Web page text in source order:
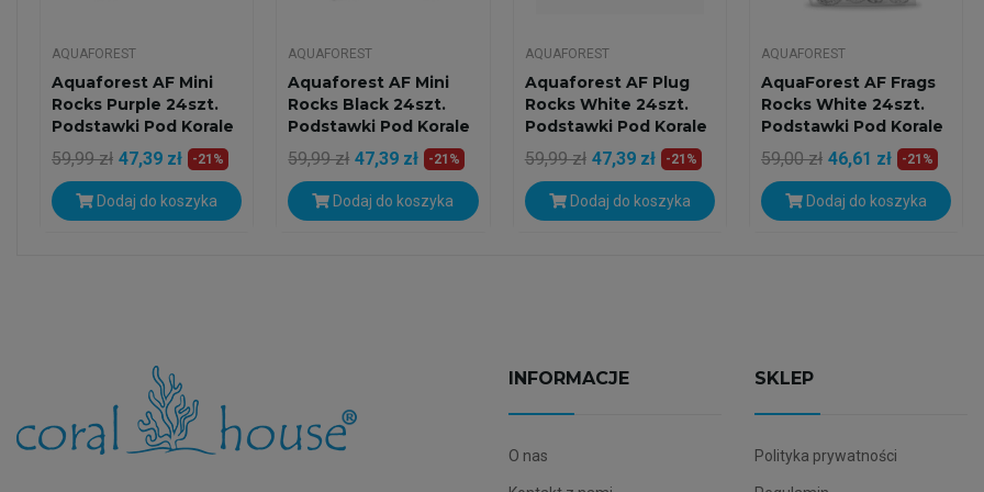
AQUAFOREST
Aquaforest AF Mini
Rocks Purple 24szt.
Podstawki Pod Korale
59,99 zł 47,39 zł -21%
Dodaj do koszyka
AQUAFOREST
Aquaforest AF Mini
Rocks Black 24szt.
Podstawki Pod Korale
59,99 zł 47,39 zł -21%
Dodaj do koszyka
AQUAFOREST
Aquaforest AF Plug
Rocks White 24szt.
Podstawki Pod Korale
59,99 zł 47,39 zł -21%
Dodaj do koszyka
AQUAFOREST
AquaForest AF Frags
Rocks White 24szt.
Podstawki Pod Korale
59,00 zł 46,61 zł -21%
Dodaj do koszyka
INFORMACJE
O nas
SKLEP
Polityka prywatności